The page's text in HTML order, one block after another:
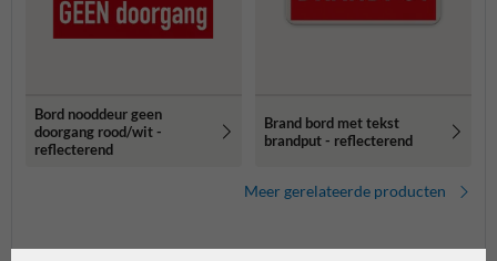
Bord nooddeur geen
doorgang rood/wit -
reflecterend
Brand bord met tekst
brandput - reflecterend
Meer gerelateerde producten